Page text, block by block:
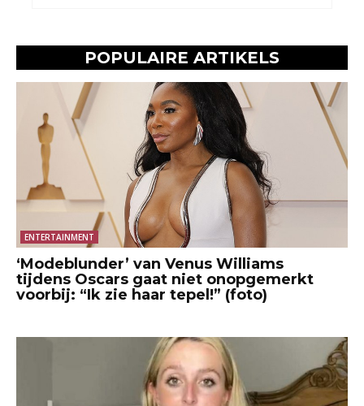
POPULAIRE ARTIKELS
ENTERTAINMENT
‘Modeblunder’ van Venus Williams
tijdens Oscars gaat niet onopgemerkt
voorbij: “Ik zie haar tepel!” (foto)